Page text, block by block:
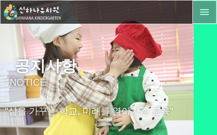
NOTICE
공지사항
"삶을 가꾸는 학교, 미래를 열어가는 교육"